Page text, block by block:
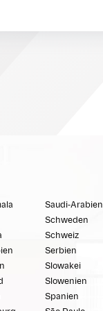
Saudi-Arabien
Schweden
Schweiz
Serbien
Slowakei
Slowenien
Spanien